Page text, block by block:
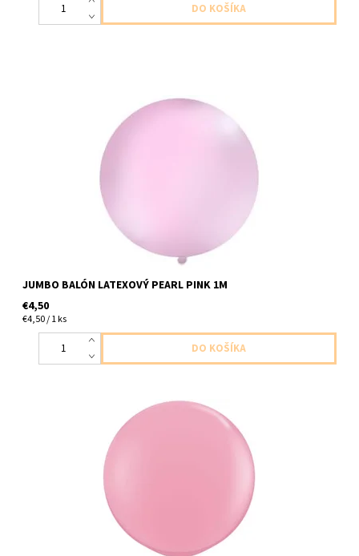
Jumbo balón latexový perletova ruzova 1ks v baleni velkost do
1m dodavame nenafukany
JUMBO BALÓN LATEXOVÝ PEARL PINK 1M
€4,50
€4,50 / 1 ks
latexovy balon jumbo ruzova matna 1ks v baleni veľkosť do 91cm
dodavame nenafukany